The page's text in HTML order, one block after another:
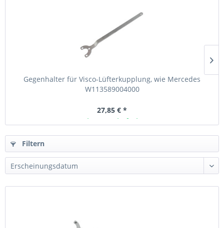
Gegenhalter für Visco-Lüfterkupplung, wie Mercedes
W113589004000
27,85 € *
Ab Lager lieferbar
Filtern